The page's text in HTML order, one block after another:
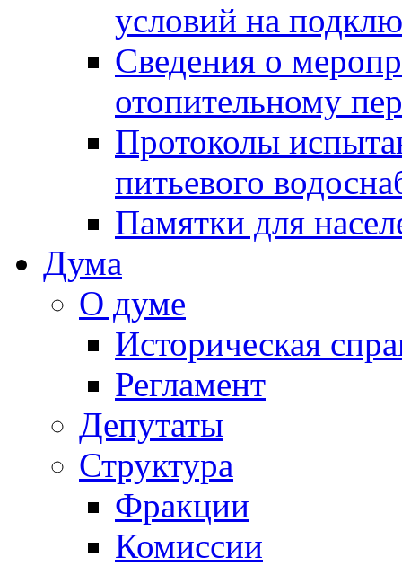
условий на
Сведения о
отопительному
Протоколы
питьевого
Памятки для
Дума
О думе
Историческая
Регламент
Депутаты
Структура
Фракции
Комиссии